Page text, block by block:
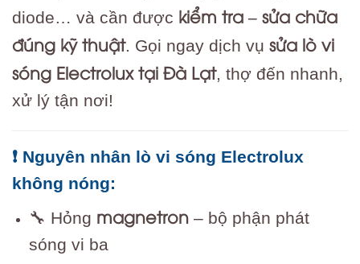
diode… và cần được kiểm tra – sửa chữa
đúng kỹ thuật. Gọi ngay dịch vụ sửa lò vi
sóng Electrolux tại Đà Lạt, thợ đến nhanh,
xử lý tận nơi!
❗ Nguyên nhân lò vi sóng Electrolux
không nóng:
🔧 Hỏng magnetron– bộ phận phát
sóng vi ba